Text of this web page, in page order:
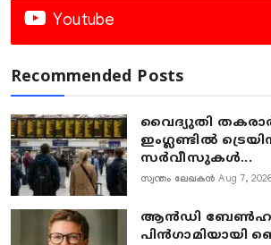
Youtube
Recommended Posts
വൈദ്യുതി
ഇംഗ്ലണ്ടിൽ
സർവീസുകൾ...
സ്വന്തം ലേഖകൻ Aug 7,
ആൻഡി
പിൻഗാമിയായി